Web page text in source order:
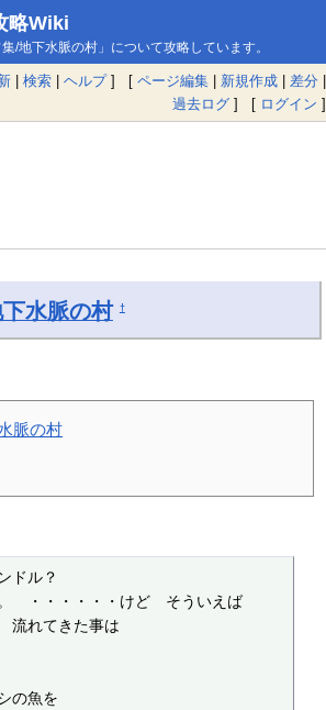
略Wiki
/地下水脈の村」について攻略しています。
| 検索 | ヘルプ] [ ページ編集 | 新規作成 | 差分 |
過去ログ ] [ ログイン ]
水脈の村 †
脈の村
ドル？
　・・・・・・けど　そういえば
流れてきた事は
の魚を